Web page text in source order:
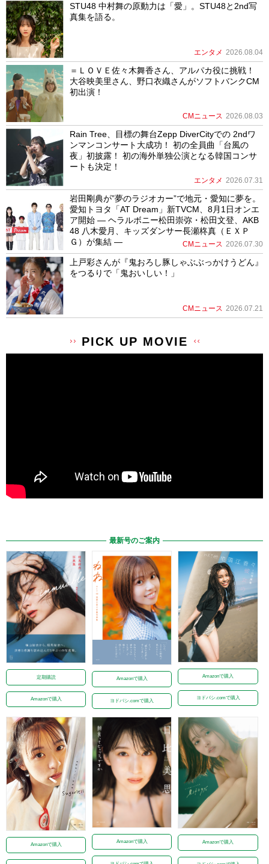
STU48 中村舞の原動力は「愛」。STU48と2nd写
真集を語る。
エンタメ 2026.08.04
＝ＬＯＶＥ佐々木舞香さん、アルパカ役に挑戦！
大谷映美里さん、野口衣織さんがソフトバンクCM
初出演！
CMニュース 2026.08.03
Rain Tree、目標の舞台Zepp DiverCityでの 2ndワ
ンマンコンサート大成功！ 初の全員曲「台風の
夜」初披露！ 初の海外単独公演となる韓国コンサ
ートも決定！
エンタメ 2026.07.31
岩田剛典が”夢のラジオカー”で地元・愛知に夢を。
愛知トヨタ「AT Dream」新TVCM、8月1日オンエ
ア開始 ― ヘラルボニー松田崇弥・松田文登、AKB
48 八木愛月、キッズダンサー長瀬柊真（ＥＸＰ
Ｇ）が集結 ―
CMニュース 2026.07.30
上戸彩さんが『鬼おろし豚しゃぶぶっかけうどん』
をつるりで「鬼おいしい！」
CMニュース 2026.07.21
PICK UP MOVIE
最新号のご案内
定期購読
Amazonで購入
Amazonで購入
ヨドバシ.comで購入
Amazonで購入
ヨドバシ.comで購入
Amazonで購入
Amazonで購入 Amazonで購入